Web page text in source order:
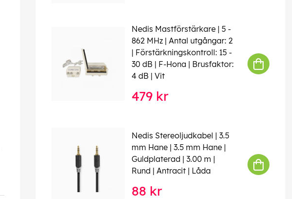
Nedis Mastförstärkare | 5 -
862 MHz | Antal utgångar: 2
| Förstärkningskontroll: 15 -
30 dB | F-Hona | Brusfaktor:
4 dB | Vit
479 kr
Nedis Stereoljudkabel | 3.5
mm Hane | 3.5 mm Hane |
Guldplaterad | 3.00 m |
Rund | Antracit | Låda
88 kr